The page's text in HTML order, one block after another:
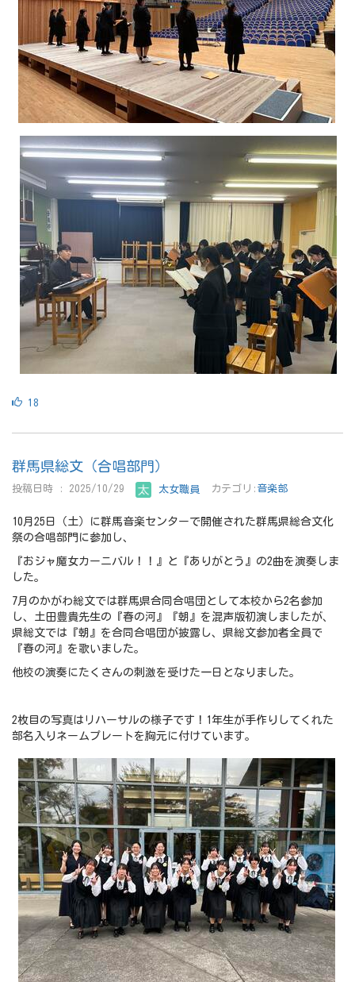
18
群馬県総文（合唱部門）
投稿日時 : 2025/10/29 太女職員 カテゴリ: 音楽部
10月25日（土）に群馬音楽センターで開催された群馬県総合文化
祭の合唱部門に参加し、
『おジャ魔女カーニバル！！』と『ありがとう』の2曲を演奏しま
した。
7月のかがわ総文では群馬県合同合唱団として本校から2名参加
し、土田豊貴先生の『春の河』『朝』を混声版初演しましたが、
県総文では『朝』を合同合唱団が披露し、県総文参加者全員で
『春の河』を歌いました。
他校の演奏にたくさんの刺激を受けた一日となりました。
2枚目の写真はリハーサルの様子です！1年生が手作りしてくれた
部名入りネームプレートを胸元に付けています。